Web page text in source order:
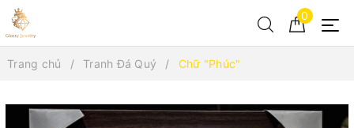
0
Trang chủ Tranh Đá Quý Chữ "Phúc"